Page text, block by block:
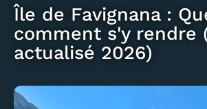
Île de Favignana :
comment s'y rendre
actualisé 2026)